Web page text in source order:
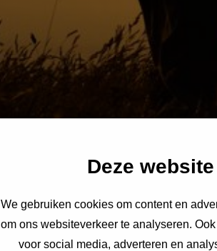
Deze
We gebruiken cookies om content en
om ons websiteverkeer te analyseren.
voor social media, adverteren en